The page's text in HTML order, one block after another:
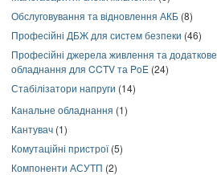
Обслуговування та відновлення АКБ (8)
Професійні ДБЖ для систем безпеки (46)
Професійні джерела живлення та додаткове
обладнання для CCTV та PoE (24)
Стабілізатори напруги (14)
Канальне обладнання (1)
Кантувач (1)
Комутаційні пристрої(5)
Компоненти АСУТП (2)